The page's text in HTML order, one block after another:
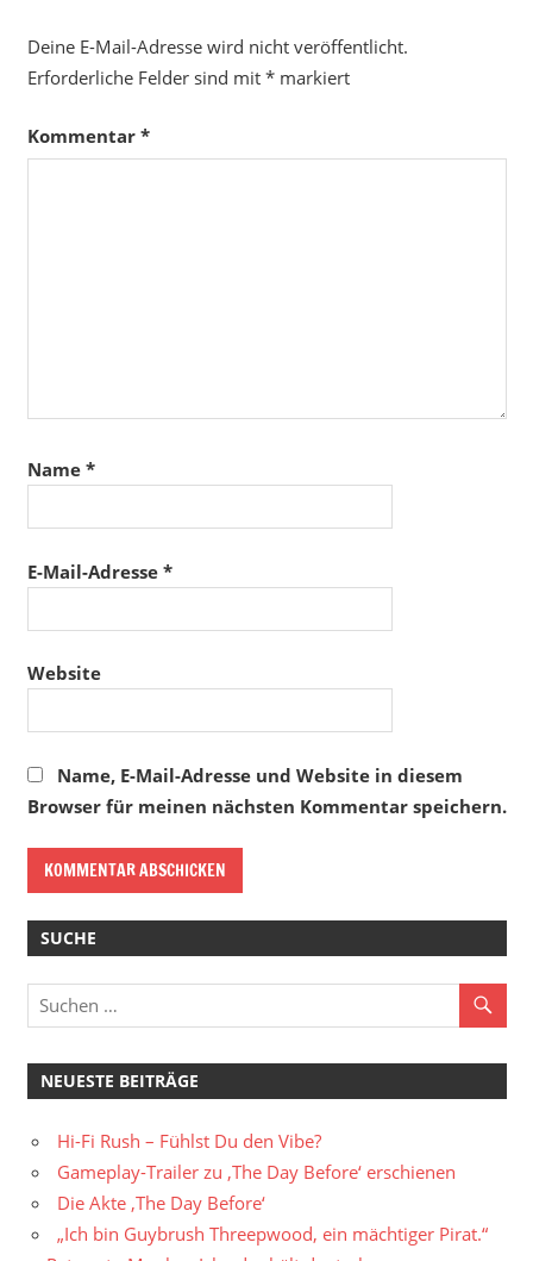
Deine E-Mail-Adresse wird nicht veröffentlicht.
Erforderliche Felder sind mit *markiert
Kommentar *
Name *
E-Mail-Adresse *
Website
Name, E-Mail-Adresse und Website in diesem
Browser für meinen nächsten Kommentar speichern.
SUCHE
NEUESTE BEITRÄGE
Hi-Fi Rush – Fühlst Du den Vibe?
Gameplay-Trailer zu ‚The Day Before‘ erschienen
Die Akte ‚The Day Before‘
„Ich bin Guybrush Threepwood, ein mächtiger Pirat.“